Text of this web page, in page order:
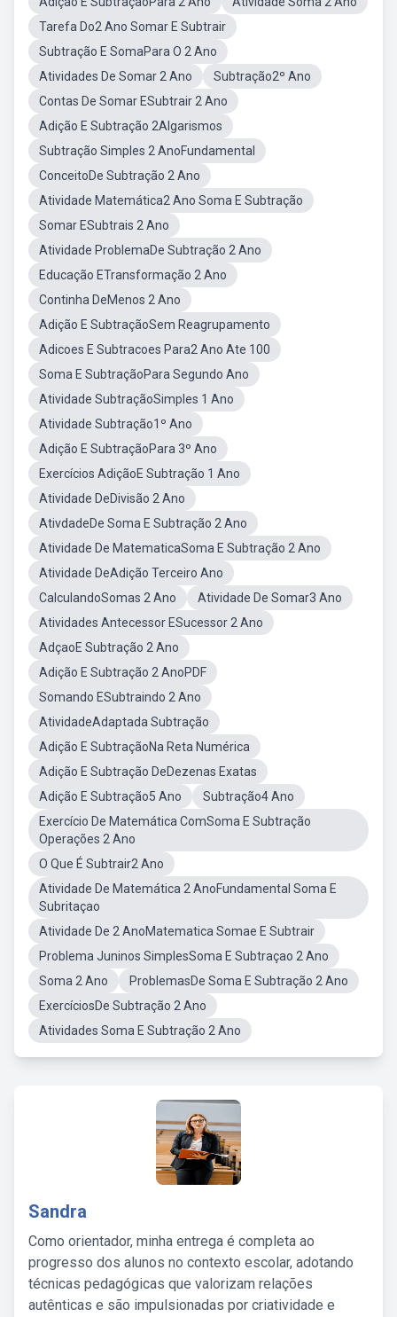
Tarefa Do2 Ano Somar E Subtrair
Subtração E SomaPara O 2 Ano
Atividades De Somar 2 Ano
Subtração2º Ano
Contas De Somar ESubtrair 2 Ano
Adição E Subtração 2Algarismos
Subtração Simples 2 AnoFundamental
ConceitoDe Subtração 2 Ano
Atividade Matemática2 Ano Soma E Subtração
Somar ESubtrais 2 Ano
Atividade ProblemaDe Subtração 2 Ano
Educação ETransformação 2 Ano
Continha DeMenos 2 Ano
Adição E SubtraçãoSem Reagrupamento
Adicoes E Subtracoes Para2 Ano Ate 100
Soma E SubtraçãoPara Segundo Ano
Atividade SubtraçãoSimples 1 Ano
Atividade Subtração1º Ano
Adição E SubtraçãoPara 3º Ano
Exercícios AdiçãoE Subtração 1 Ano
Atividade DeDivisão 2 Ano
AtivdadeDe Soma E Subtração 2 Ano
Atividade De MatematicaSoma E Subtração 2 Ano
Atividade DeAdição Terceiro Ano
CalculandoSomas 2 Ano
Atividade De Somar3 Ano
Atividades Antecessor ESucessor 2 Ano
AdçaoE Subtração 2 Ano
Adição E Subtração 2 AnoPDF
Somando ESubtraindo 2 Ano
AtividadeAdaptada Subtração
Adição E SubtraçãoNa Reta Numérica
Adição E Subtração DeDezenas Exatas
Adição E Subtração5 Ano
Subtração4 Ano
Exercício De Matemática ComSoma E Subtração
Operações 2 Ano
O Que É Subtrair2 Ano
Atividade De Matemática 2 AnoFundamental Soma E
Subritaçao
Atividade De 2 AnoMatematica Somae E Subtrair
Problema Juninos SimplesSoma E Subtraçao 2 Ano
Soma 2 Ano
ProblemasDe Soma E Subtração 2 Ano
ExercíciosDe Subtração 2 Ano
Atividades Soma E Subtração 2 Ano
Sandra
Como orientador, minha entrega é completa ao
progresso dos alunos no contexto escolar, adotando
técnicas pedagógicas que valorizam relações
autênticas e são impulsionadas por criatividade e